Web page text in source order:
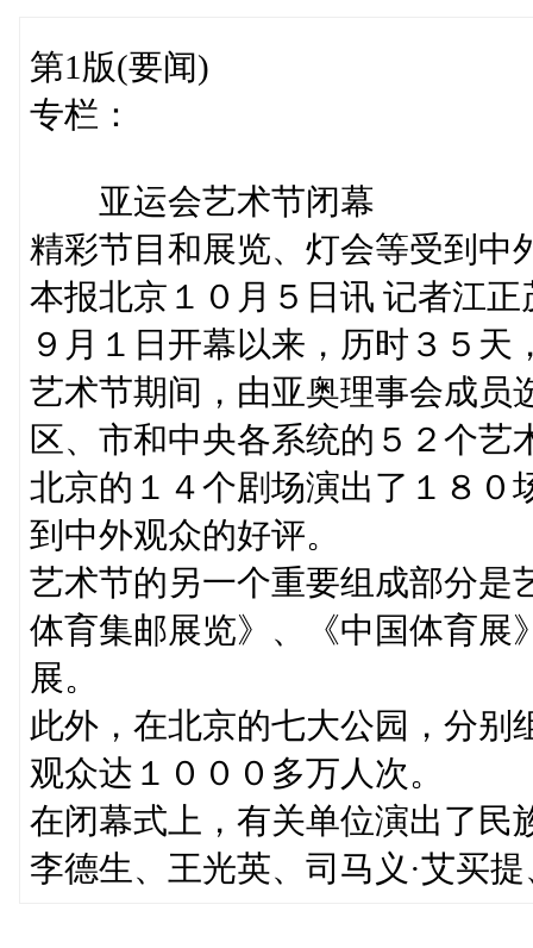
第1版(要闻)
专栏：
亚运会艺术节闭幕
精彩节目和展览、灯会等受到中
本报北京１０月５日讯 记者江
９月１日开幕以来，历时３５
艺术节期间，由亚奥理事会成员
区、市和中央各系统的５２个
北京的１４个剧场演出了１８０
到中外观众的好评。
艺术节的另一个重要组成部分是
体育集邮展览》、《中国体育展
展。
此外，在北京的七大公园，分别
观众达１０００多万人次。
在闭幕式上，有关单位演出了民
李德生、王光英、司马义·艾买